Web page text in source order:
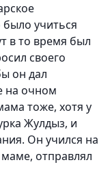
учиться
в то время был
своего
он дал
на очном
тоже, хотя у
Жулдыз, и
Он учился на
отправлял